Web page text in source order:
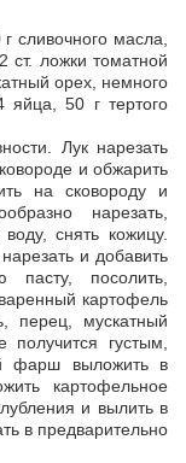
сливочного масла,
ложки томатной
орех, немного
50 г тертого
Лук нарезать
и обжарить
на сковороду и
нарезать,
снять кожицу.
и добавить
посолить,
картофель
перец, мускатный
густым,
фарш выложить в
картофельное
и вылить в
в предварительно